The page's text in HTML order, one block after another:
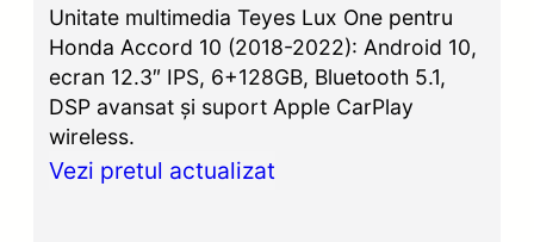
Unitate multimedia Teyes Lux One pentru
Honda Accord 10 (2018-2022): Android 10,
ecran 12.3″ IPS, 6+128GB, Bluetooth 5.1,
DSP avansat și suport Apple CarPlay
wireless.
Vezi pretul actualizat